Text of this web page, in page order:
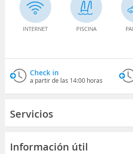
INTERNET PISCINA
Check in
a partir de las 14:00 horas
Servicios
Información útil